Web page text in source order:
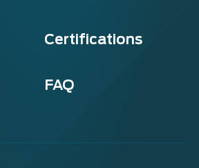
Certifications
FAQ